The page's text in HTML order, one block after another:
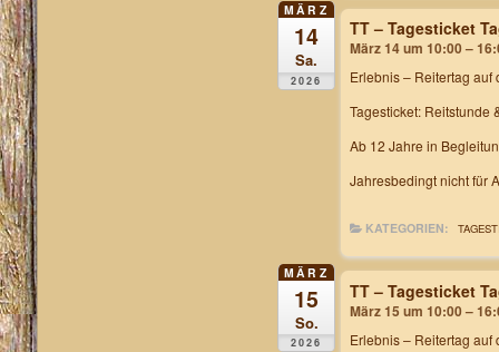
MÄRZ
14
Sa.
2026
TT – Tagesticket
März 14 um 10:00 –
Erlebnis – Reitertag auf
Tagesticket: Reitstunde
Ab 12 Jahre in
Jahresbedingt nicht für
KATEGORIEN:
MÄRZ
15
So.
2026
TT – Tagesticket
März 15 um 10:00 –
Erlebnis – Reitertag auf